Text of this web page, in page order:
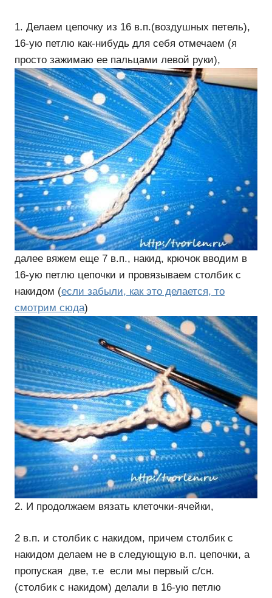
1. Делаем цепочку из 16 в.п.(воздушных петель),
16-ую петлю как-нибудь для себя отмечаем (я
просто зажимаю ее пальцами левой руки),
далее вяжем еще 7 в.п., накид, крючок вводим в
16-ую петлю цепочки и провязываем столбик с
накидом (если забыли, как это делается, то
смотрим сюда)
2. И продолжаем вязать клеточки-ячейки,
2 в.п. и столбик с накидом, причем столбик с
накидом делаем не в следующую в.п. цепочки, а
пропуская две, т.е если мы первый с/сн.
(столбик с накидом) делали в 16-ую петлю